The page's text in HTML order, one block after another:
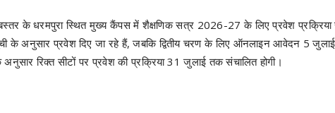
बस्तर के धरमपुरा स्थित मुख्य कैंपस में शैक्षणिक सत्र 2026-27 के लिए प्रवेश
के अनुसार प्रवेश दिए जा रहे हैं, जबकि द्वितीय चरण के लिए ऑनलाइन आवेदन 5
रिक्त सीटों पर प्रवेश की प्रक्रिया 31 जुलाई तक संचालित होगी।